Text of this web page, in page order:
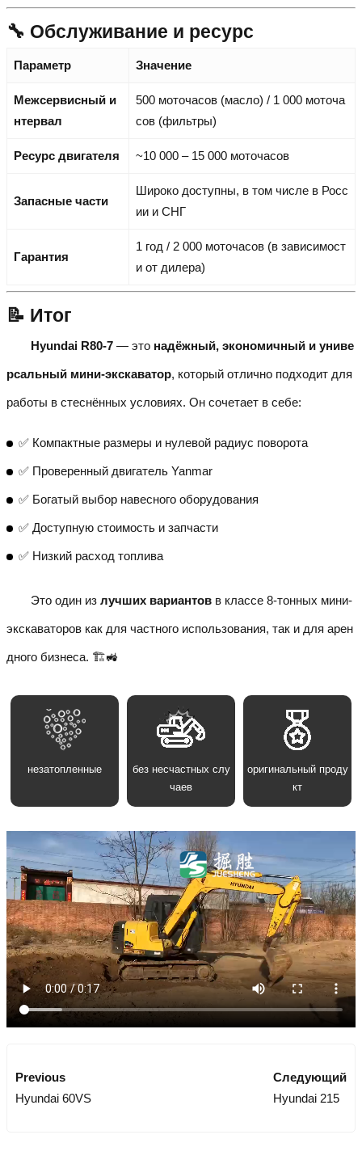
🔧 Обслуживание и ресурс
Параметр Значение
Межсервисный и
нтервал
500 моточасов (масло) / 1 000 моточа
сов (фильтры)
Ресурс двигателя ~10 000 – 15 000 моточасов
Запасные части
Широко доступны, в том числе в Росс
ии и СНГ
Гарантия
1 год / 2 000 моточасов (в зависимост
и от дилера)
📝 Итог
Hyundai R80-7 — это надёжный, экономичный и униве
рсальный мини-экскаватор, который отлично подходит для
работы в стеснённых условиях. Он сочетает в себе:
✅ Компактные размеры и нулевой радиус поворота
✅ Проверенный двигатель Yanmar
✅ Богатый выбор навесного оборудования
✅ Доступную стоимость и запчасти
✅ Низкий расход топлива
Это один из лучших вариантов в классе 8-тонных мини-
экскаваторов как для частного использования, так и для арен
дного бизнеса. 🏗️🚜
незатопленные
без несчастных слу
чаев
оригинальный проду
кт
Previous
Hyundai 60VS
Следующий
Hyundai 215